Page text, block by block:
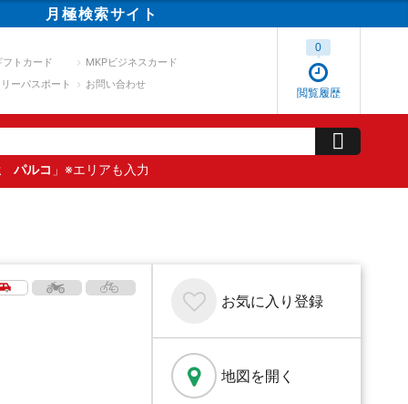
月極検索サイト
フトカード
MKPビジネスカード
ーパスポート
お問い合わせ
閲覧履歴
0
パルコ 」※エリアも入力
お気に入り 登録
地図を開く